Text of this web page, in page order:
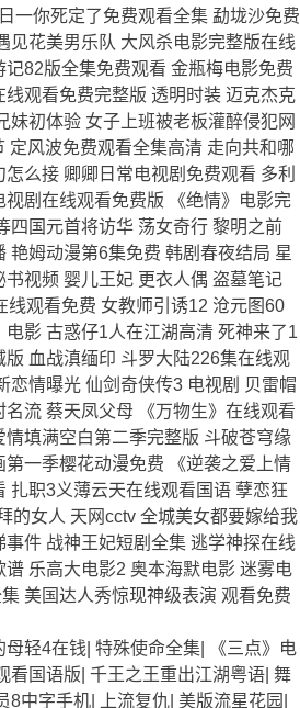
一你死定了免费观看全集 勐垅沙免费
见花美男乐队 大风杀电影完整版在线
82版全集免费观看 金瓶梅电影免费
观看免费完整版 透明时装 迈克杰克
妹初体验 女子上班被老板灌醉侵犯网
定风波免费观看全集高清 走向共和哪
么接 卿卿日常电视剧免费观看 多利
剧在线观看免费版 《绝情》电影完
四国元首将访华 荡女奇行 黎明之前
艳姆动漫第6集免费 韩剧春夜结局 星
视频 婴儿王妃 更衣人偶 盗墓笔记
线观看免费 女教师引诱12 沧元图60
影 古惑仔1人在江湖高清 死神来了1
血战滇缅印 斗罗大陆226集在线观
恋情曝光 仙剑奇侠传3 电视剧 贝雷帽
流 蔡天凤父母 《万物生》在线观看
填满空白第二季完整版 斗破苍穹缘
一季樱花动漫免费 《逆袭之爱上情
扎职3义薄云天在线观看国语 孽恋狂
的女人 天网cctv 全城美女都要嫁给我
件 战神王妃短剧全集 逃学神探在线
乐高大电影2 奥本海默电影 迷雾电
美国达人秀惊现神级表演 观看免费
母轻4在钱 特殊使命全集
《三点》电
看国语版 千王之王重出江湖粤语 舞
8中字手机 上流复仇 美版流星花园